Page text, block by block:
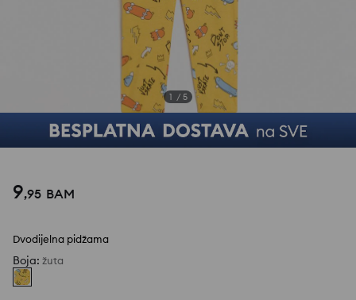
1 / 5
9,95 BAM
Dvodijelna pidžama
Boja: žuta